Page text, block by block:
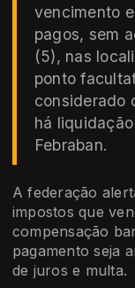
vencimento
pagos, sem
(5), nas
ponto
considerado
há
Febraban.
A federação
impostos que
compensação
pagamento seja
de juros e multa.